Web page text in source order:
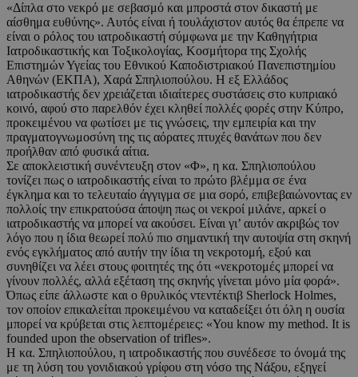
«Δίπλα στο νεκρό με σεβασμό και μπροστά στον δικαστή με
αίσθημα ευθύνης». Αυτός είναι ή τουλάχιστον αυτός θα έπρεπε να
είναι ο ρόλος του ιατροδικαστή σύμφωνα με την Καθηγήτρια
Ιατροδικαστικής και Τοξικολογίας, Κοσμήτορα της Σχολής
Επιστημών Υγείας του Εθνικού Καποδιστριακού Πανεπιστημίου
Αθηνών (ΕΚΠΑ), Χαρά Σπηλιοπούλου. Η εξ Ελλάδος
ιατροδικαστής δεν χρειάζεται ιδιαίτερες συστάσεις στο κυπριακό
κοινό, αφού στο παρελθόν έχει κληθεί πολλές φορές στην Κύπρο,
προκειμένου να φωτίσει με τις γνώσεις, την εμπειρία και την
πραγματογνωμοσύνη της τις αόρατες πτυχές θανάτων που δεν
προήλθαν από φυσικά αίτια.
Σε αποκλειστική συνέντευξη στον «Φ», η κα. Σπηλιοπούλου
τονίζει πως ο ιατροδικαστής είναι το πρώτο βλέμμα σε ένα
έγκλημα και το τελευταίο άγγιγμα σε μια σορό, επιβεβαιώνοντας εν
πολλοίς την επικρατούσα άποψη πως οι νεκροί μιλάνε, αρκεί ο
ιατροδικαστής να μπορεί να ακούσει. Είναι γι’ αυτόν ακριβώς τον
λόγο που η ίδια θεωρεί πολύ πιο σημαντική την αυτοψία στη σκηνή
ενός εγκλήματος από αυτήν την ίδια τη νεκροτομή, εξού και
συνηθίζει να λέει στους φοιτητές της ότι «νεκροτομές μπορεί να
γίνουν πολλές, αλλά εξέταση της σκηνής γίνεται μόνο μία φορά».
Όπως είπε άλλωστε και ο θρυλικός ντεντέκτιβ Sherlock Holmes,
τον οποίον επικαλείται προκειμένου να καταδείξει ότι όλη η ουσία
μπορεί να κρύβεται στις λεπτομέρειες: «You know my method. It is
founded upon the observation of trifles».
Η κα. Σπηλιοπούλου, η ιατροδικαστής που συνέδεσε το όνομά της
με τη λύση του γονιδιακού γρίφου στη νόσο της Νάξου, εξηγεί